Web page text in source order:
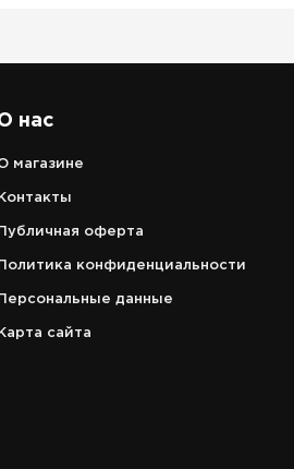
нас
магазине
Контакты
Публичная оферта
Политика конфиденциальности
Персональные данные
Карта сайта